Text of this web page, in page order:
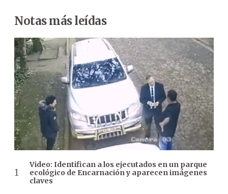
Notas más leídas
Video: Identifican a los ejecutados en un parque
ecológico de Encarnación y aparecen imágenes
claves